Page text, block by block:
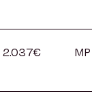
2.037€ MP